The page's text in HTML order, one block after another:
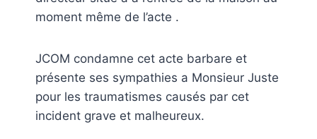
moment même de l’acte .
JCOM condamne cet acte barbare et
présente ses sympathies a Monsieur Juste
pour les traumatismes causés par cet
incident grave et malheureux.